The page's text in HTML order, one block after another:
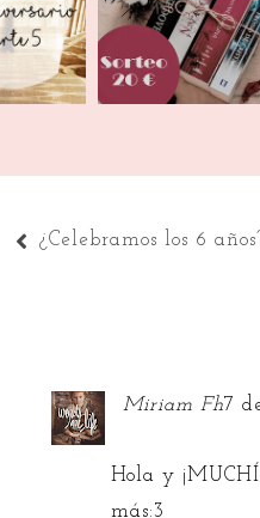
5
¡Sorteo!
¿Celebramos los 6
Miriam Fh7
Hola y
más:3